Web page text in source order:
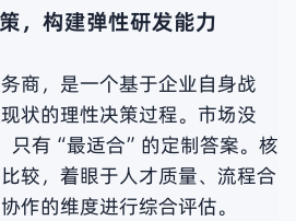
，构建弹性研发能力
商，是一个基于企业自身战
状的理性决策过程。市场没
只有“最适合”的定制答案。核
较，着眼于人才质量、流程合
作的维度进行综合评估。